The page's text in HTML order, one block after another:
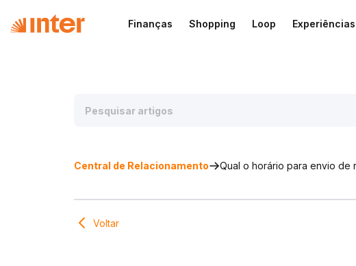
Finanças Shopping Loop Experiências
Central de Relacionamento Qual o horário para envio de
Voltar